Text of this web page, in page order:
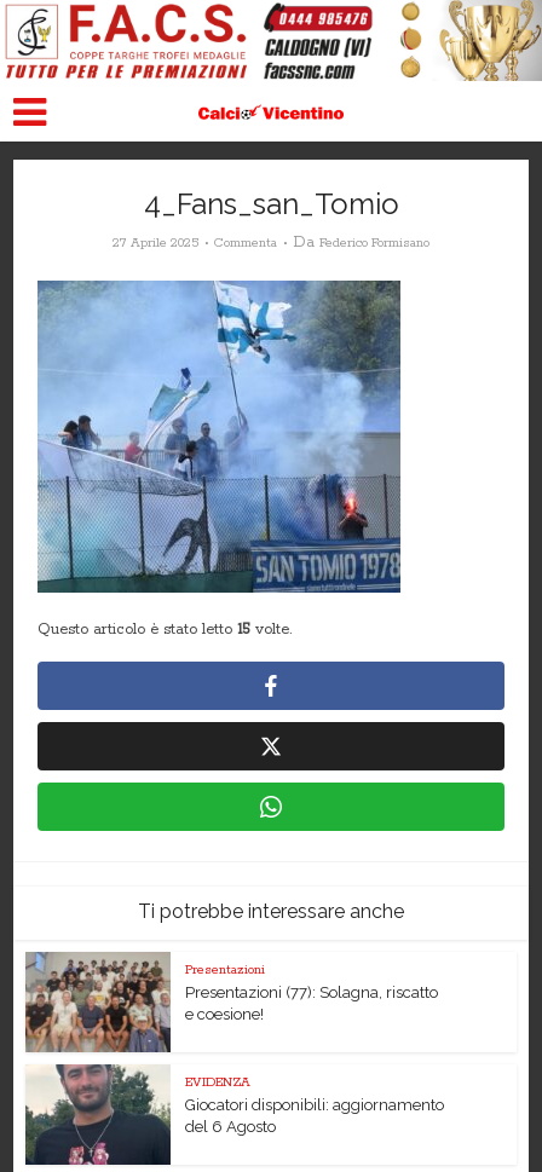
4_Fans_san_Tomio
27 Aprile 2025 Commenta Da Federico Formisano
Questo articolo è stato letto15 volte.
Ti potrebbe interessare anche
Presentazioni
Presentazioni (77): Solagna, riscatto
e coesione!
EVIDENZA
Giocatori disponibili: aggiornamento
del 6 Agosto